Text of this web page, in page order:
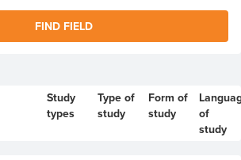
FIND FIELD
Study
types
Type of
study
Form of
study
of
study